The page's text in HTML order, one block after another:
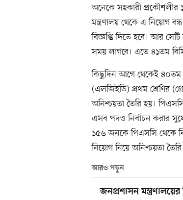
অনেকে সহকারী
মন্ত্রণালয় থেকে এ নিয়োগ
বিজ্ঞপ্তি দিতে হবে। আর
সময় লাগবে। এতে ৪১তম
কিছুদিন আগে থেকেই ৪০তম
(এলজিইডি) প্রথম শ্রেণির
অনিশ্চয়তা তৈরি হয়।
এসব পদও নির্বাচন করার
১৫৬ জনকে পিএসসি থেকে
নিয়োগ নিয়ে অনিশ্চয়তা
আরও পড়ুন
জনপ্রশাসন